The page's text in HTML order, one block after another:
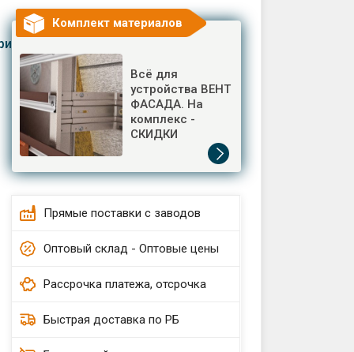
Комплект материалов
Всё для
устройства ВЕНТ
ФАСАДА. На
комплекс -
СКИДКИ
Прямые поставки с заводов
Оптовый склад - Оптовые цены
Рассрочка платежа, отсрочка
Быстрая доставка по РБ